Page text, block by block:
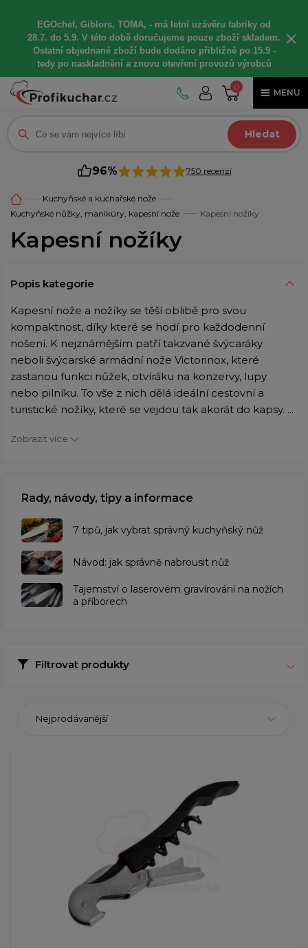
EGOchef, Giblors, TOMA, - má letní uzávěru fabriky od
28.7. do 5.9. V této době doručujeme pouze zboží skladem.
Ostatní objednané zboží bude dodáno přibližně po 15.9 -
tedy po naskladnění a znovu otevření provozů výrobců
×
0
MENU
Hledat
96% 750 recenzí
Kuchyňské a kuchařské nože
Kuchyňské nůžky, manikúry, kapesní nože
Kapesní nožíky
Kapesní nožíky
Popis kategorie
Kapesní nože a nožíky se těší oblibě pro svou
kompaktnost, díky které se hodí pro každodenní
nošení. K nejznámějším patří takzvané švýcaráky
neboli švýcarské armádní nože Victorinox, které
zastanou funkci nůžek, otvíráku na konzervy, lupy
nebo pilníku. To vše z nich dělá ideální cestovní a
turistické nožíky, které se vejdou tak akorát do kapsy. ...
Zobrazit více
Rady, návody, tipy a informace
7 tipů, jak vybrat správný kuchyňský nůž
Návod: jak správně nabrousit nůž
Tajemství o laserovém gravírování na nožích
a příborech
Filtrovat produkty
Nejprodávanější